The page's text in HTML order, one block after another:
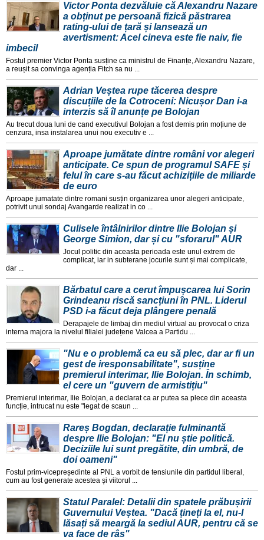
Victor Ponta dezvăluie că Alexandru Nazare
a obținut pe persoană fizică păstrarea
rating-ului de țară și lansează un
avertisment: Acel cineva este fie naiv, fie
imbecil
Fostul premier Victor Ponta susține ca ministrul de Finanțe, Alexandru Nazare,
a reușit sa convinga agenția Fitch sa nu ...
Adrian Veștea rupe tăcerea despre
discuțiile de la Cotroceni: Nicușor Dan i-a
interzis să îl anunțe pe Bolojan
Au trecut doua luni de cand executivul Bolojan a fost demis prin moțiune de
cenzura, insa instalarea unui nou executiv e ...
Aproape jumătate dintre români vor alegeri
anticipate. Ce spun de programul SAFE și
felul în care s-au făcut achizițiile de miliarde
de euro
Aproape jumatate dintre romani susțin organizarea unor alegeri anticipate,
potrivit unui sondaj Avangarde realizat in co ...
Culisele întâlnirilor dintre Ilie Bolojan și
George Simion, dar și cu "sforarul" AUR
Jocul politic din aceasta perioada este unul extrem de
complicat, iar in subterane jocurile sunt și mai complicate,
dar ...
Bărbatul care a cerut împușcarea lui Sorin
Grindeanu riscă sancțiuni în PNL. Liderul
PSD i-a făcut deja plângere penală
Derapajele de limbaj din mediul virtual au provocat o criza
interna majora la nivelul filialei județene Valcea a Partidu ...
"Nu e o problemă ca eu să plec, dar ar fi un
gest de iresponsabilitate", susține
premierul interimar, Ilie Bolojan. În schimb,
el cere un "guvern de armistițiu"
Premierul interimar, Ilie Bolojan, a declarat ca ar putea sa plece din aceasta
funcție, intrucat nu este "legat de scaun ...
Rareș Bogdan, declarație fulminantă
despre Ilie Bolojan: "El nu știe politică.
Deciziile lui sunt pregătite, din umbră, de
doi oameni"
Fostul prim-vicepreședinte al PNL a vorbit de tensiunile din partidul liberal,
cum au fost generate acestea și viitorul ...
Statul Paralel: Detalii din spatele prăbușirii
Guvernului Veștea. "Dacă țineți la el, nu-l
lăsați să meargă la sediul AUR, pentru că se
va face de râs"